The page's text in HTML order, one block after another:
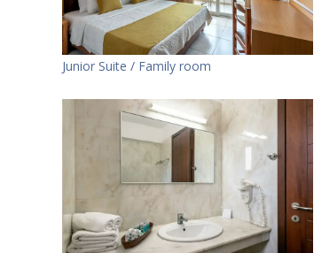
Junior Suite / Family room